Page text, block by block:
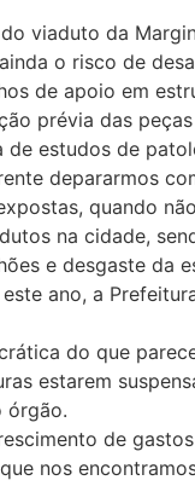
viaduto da
o risco de
de apoio em
prévia das
de estudos de
depararmos
quando
na cidade,
e desgaste da
ano, a
do que
estarem
órgão.
de
nos